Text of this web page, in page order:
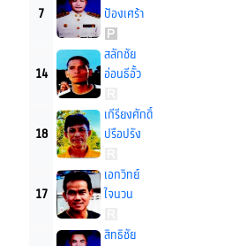
7
ป้องเศร้า
14
สลักชัย
อ่อนธีอั้ว
18
เกีรียงศักดิ์
ปรือปรัง
17
เอกวิทย์
ใจนวน
สิทธิชัย